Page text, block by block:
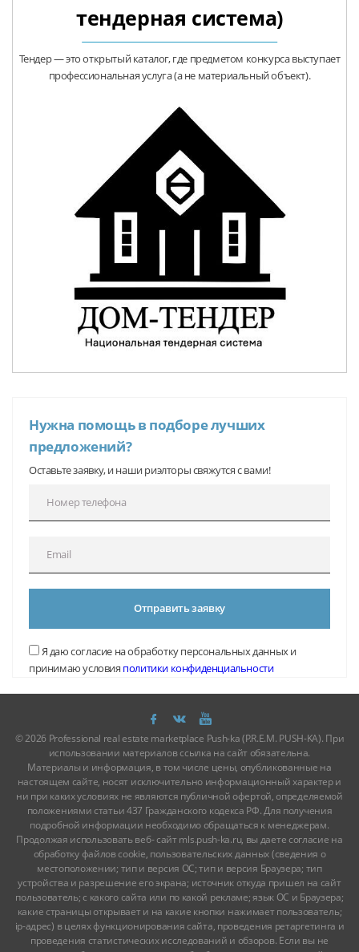
тендерная система)
Тендер — это открытый каталог, где предметом конкурса выступает
профессиональная услуга (а не материальный объект).
Нужна помощь в подборе лучших
предложений?
Оставьте заявку, и наши риэлторы свяжутся с вами!
Отправить заявку
Я даю согласие на обработку персональных данных и
принимаю условия политики конфиденциальности
© 2026 Professional real estate marketplace Push-ka (P.R.E.M. PUSH-KA). При
использовании материалов ссылка на сайт обязательна.
Материалы и информация, в том числе цены, опубликованные на
настоящем сайте, носят исключительно информационный характер и
ни при каких условиях не являются публичной офертой, определяемой
положениями статьи 437 Гражданского кодекса РФ. Для получения
подробной информации необходимо обращаться к менеджерам.
Продолжая использовать веб- сайт mls.push-ka.ru, вы даете согласие на
обработку файлов cookie, пользовательских данных (сведения о
местоположении; тип и версия ОС; тип и версия Браузера; тип
устройства и разрешение его экрана; источник откуда пришел на сайт
пользователь; с какого сайта или по какой рекламе; язык ОС и Браузера;
какие страницы открывает и на какие кнопки нажимает пользователь;
ip-адрес) в целях функционирования сайта, проведения ретаргетинга и
проведения статистических исследований и обзоров. Если вы не